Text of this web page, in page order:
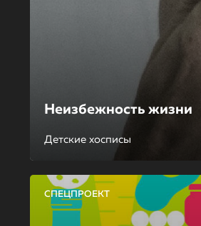
Неизбежность жизни
Детские хосписы
СПЕЦПРОЕКТ